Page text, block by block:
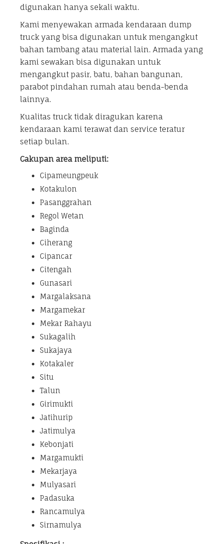
digunakan hanya sekali waktu.
Kami menyewakan armada kendaraan dump
truck yang bisa digunakan untuk mengangkut
bahan tambang atau material lain. Armada yang
kami sewakan bisa digunakan untuk
mengangkut pasir, batu, bahan bangunan,
parabot pindahan rumah atau benda-benda
lainnya.
Kualitas truck tidak diragukan karena
kendaraan kami terawat dan service teratur
setiap bulan.
Cakupan area meliputi:
Cipameungpeuk
Kotakulon
Pasanggrahan
Regol Wetan
Baginda
Ciherang
Cipancar
Citengah
Gunasari
Margalaksana
Margamekar
Mekar Rahayu
Sukagalih
Sukajaya
Kotakaler
Situ
Talun
Girimukti
Jatihurip
Jatimulya
Kebonjati
Margamukti
Mekarjaya
Mulyasari
Padasuka
Rancamulya
Sirnamulya